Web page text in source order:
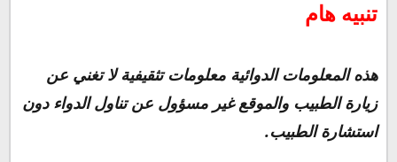
تنبيه هام
هذه المعلومات الدوائية معلومات تثقيفية لا تغني عن
زيارة الطبيب والموقع غير مسؤول عن تناول الدواء دون
استشارة الطبيب.